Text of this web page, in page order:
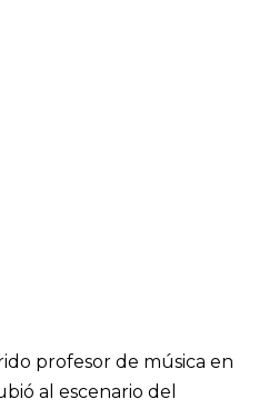
profesor de música en
al escenario del